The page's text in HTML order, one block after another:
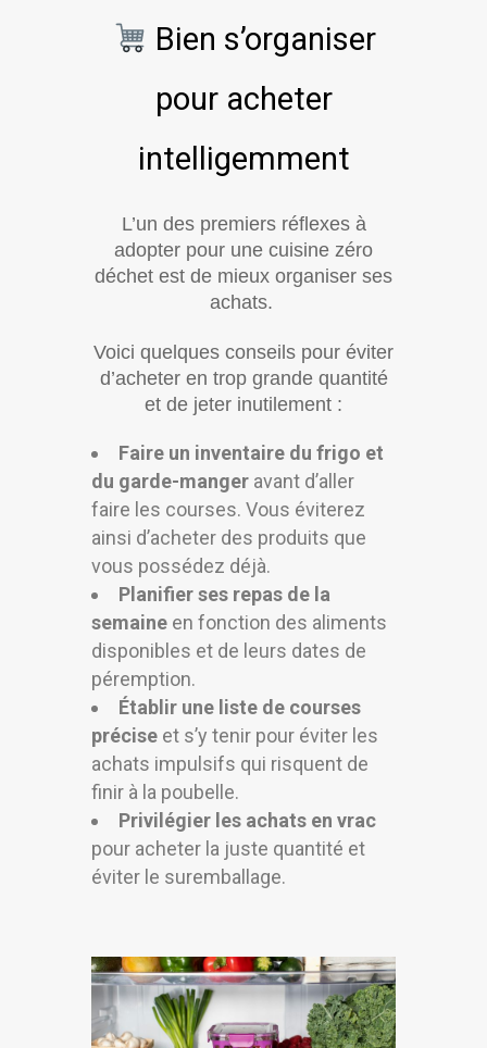
Bien s’organiser
pour acheter
intelligemment
L’un des premiers réflexes à
adopter pour une cuisine zéro
déchet est de mieux organiser ses
achats.
Voici quelques conseils pour éviter
d’acheter en trop grande quantité
et de jeter inutilement :
Faire un inventaire du frigo et
du garde-manger avant d’aller
faire les courses. Vous éviterez
ainsi d’acheter des produits que
vous possédez déjà.
Planifier ses repas de la
semaine en fonction des aliments
disponibles et de leurs dates de
péremption.
Établir une liste de courses
précise et s’y tenir pour éviter les
achats impulsifs qui risquent de
finir à la poubelle.
Privilégier les achats en vrac
pour acheter la juste quantité et
éviter le suremballage.